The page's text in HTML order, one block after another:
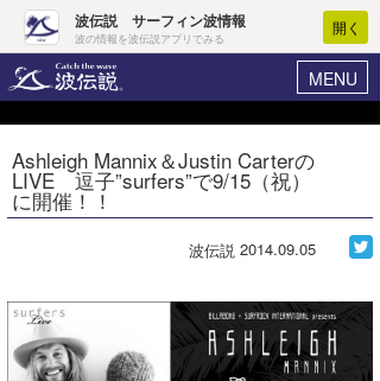
波伝説 サーフィン波情報
波の情報を波伝説アプリでみる
開く
MENU
ヘルプ マイホーム
ログイン
WAVE HUNTER 波予想ツール
気象情報
Ashleigh Mannix＆Justin Carterの
LIVE 逗子”surfers”で9/15（祝）
に開催！！
波伝説 2014.09.05
Core Surf Japan
コンテスト
ファッション/グッズ
アート＆エンタメ
コラム